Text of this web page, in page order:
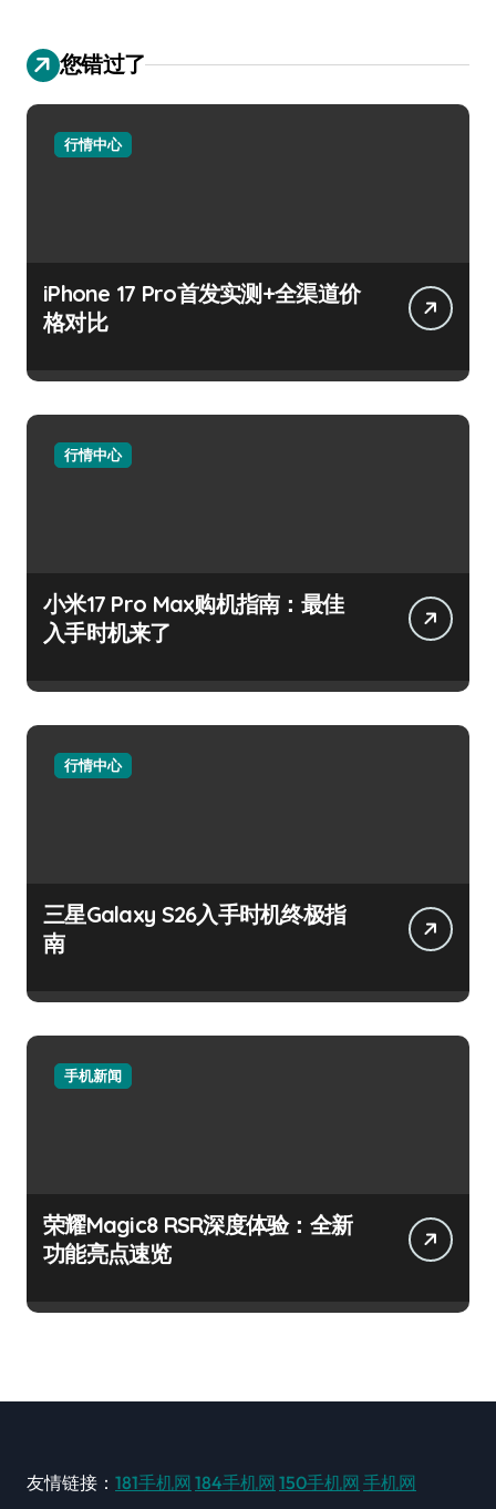
您错过了
行情中心
iPhone 17 Pro首发实测+全渠道价
格对比
行情中心
小米17 Pro Max购机指南：最佳
入手时机来了
行情中心
三星Galaxy S26入手时机终极指
南
手机新闻
荣耀Magic8 RSR深度体验：全新
功能亮点速览
友情链接： 181手机网 184手机网 150手机网 手机网